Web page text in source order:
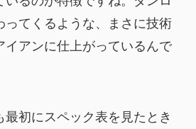
ってくるような、まさに技術
イアンに仕上がっているんで
初にスペック表を見たとき